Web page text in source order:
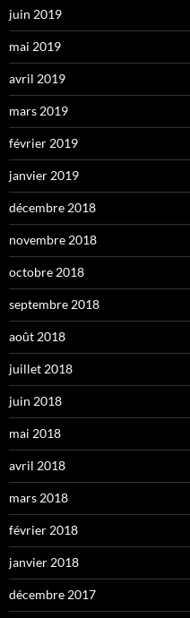
juin 2019
mai 2019
avril 2019
mars 2019
février 2019
janvier 2019
décembre 2018
novembre 2018
octobre 2018
septembre 2018
août 2018
juillet 2018
juin 2018
mai 2018
avril 2018
mars 2018
février 2018
janvier 2018
décembre 2017